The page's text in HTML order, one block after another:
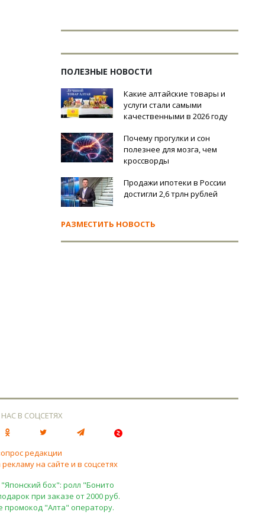
ПОЛЕЗНЫЕ НОВОСТИ
Какие алтайские товары и
услуги стали самыми
качественными в 2026 году
Почему прогулки и сон
полезнее для мозга, чем
кроссворды
Продажи ипотеки в России
достигли 2,6 трлн рублей
РАЗМЕСТИТЬ НОВОСТЬ
В СОЦСЕТЯХ
редакции
на сайте и в соцсетях
бох": ролл "Бонито
при заказе от 2000 руб.
промокод "Алта" оператору.